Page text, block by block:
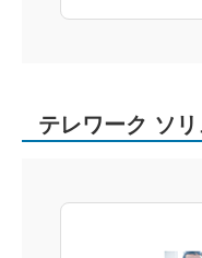
テレワーク ソ